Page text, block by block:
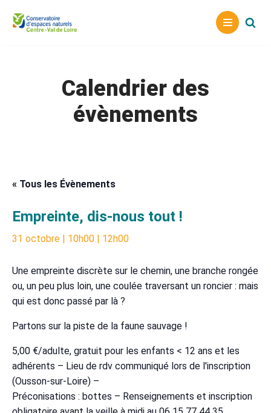
Aller
Calendrier des
évènements
« Tous les Évènements
Empreinte, dis-nous tout !
31 octobre | 10h00 | 12h00
Une empreinte discrète sur le chemin, une branche rongée
ou, un peu plus loin, une coulée traversant un roncier : mais
qui est donc passé par là ?
Partons sur la piste de la faune sauvage !
5,00 €/adulte, gratuit pour les enfants < 12 ans et les
adhérents – Lieu de rdv communiqué lors de l'inscription
(Ousson-sur-Loire) –
Préconisations : bottes – Renseignements et inscription